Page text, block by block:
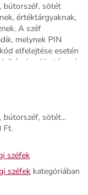
bútorszéf, sötét
értéktárgyaknak,
A széf
melynek PIN
elfelejtése esetén
nyitható csak
építve, vagy bútorba
Beépíthető, de
ajtó Erős acél
Elemes
23 x 17 x 17
A csomag
kulcsnyílás takaró
sötét...
Ft.
széfek
széfek kategóriában